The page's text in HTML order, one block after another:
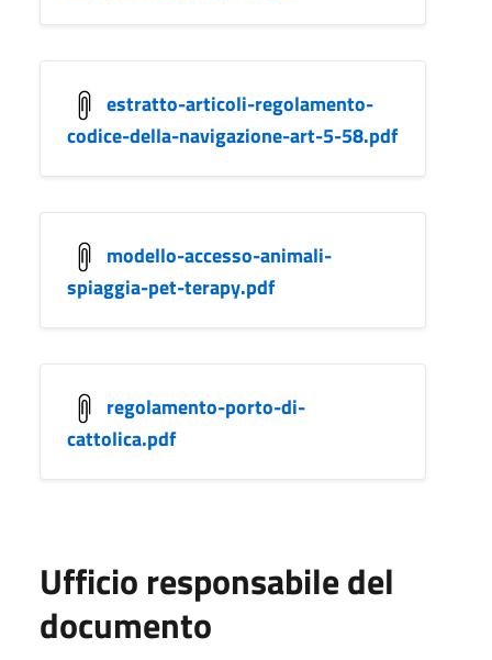
estratto-articoli-regolamento-
codice-della-navigazione-art-5-58.pdf
modello-accesso-animali-
spiaggia-pet-terapy.pdf
regolamento-porto-di-
cattolica.pdf
Ufficio responsabile del
documento